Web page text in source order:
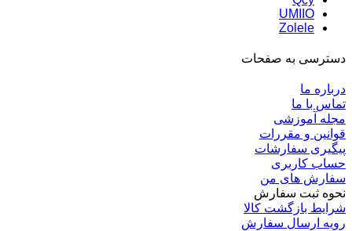
UMIIO
Zolele
دسترسی به صفحات
درباره ما
تماس با ما
مجله آموزشی
قوانین و مقررات
پیگیری سفارشات
حساب کاربری
سفارش های من
نحوه ثبت سفارش
شرایط بازگشت کالا
رویه ارسال سفارش